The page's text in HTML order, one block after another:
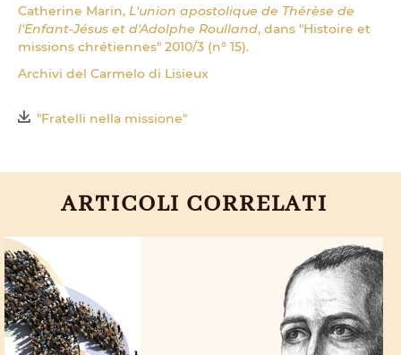
Catherine Marin, L'union apostolique de Thérèse de
l'Enfant-Jésus et d'Adolphe Roulland, dans "Histoire et
missions chrétiennes" 2010/3 (n° 15).
Archivi del Carmelo di Lisieux
"Fratelli nella missione"
ARTICOLI CORRELATI